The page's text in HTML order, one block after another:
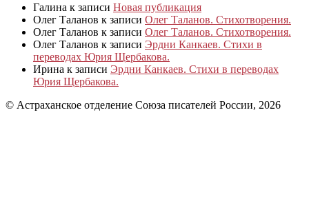
Галина к записи Новая публикация
Олег Таланов к записи Олег Таланов. Стихотворения.
Олег Таланов к записи Олег Таланов. Стихотворения.
Олег Таланов к записи Эрдни Канкаев. Стихи в
переводах Юрия Щербакова.
Ирина к записи Эрдни Канкаев. Стихи в переводах
Юрия Щербакова.
© Астраханское отделение Союза писателей России, 2026